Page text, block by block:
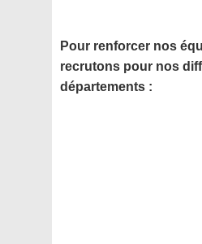
Pour renforcer nos
recrutons pour nos
départements :